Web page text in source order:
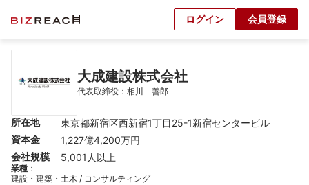
ログイン 会員登録
大成建設株式会社
代表取締役：相川　善郎
所在地
東京都新宿区西新宿1丁目25-1新宿センタービル
資本金
1,227億4,200万円
会社規模
5,001人以上
業種 ：
建設・建築・土木 / コンサルティング